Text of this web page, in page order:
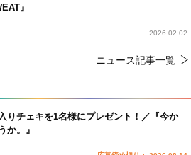
』
2026.02.02
ニュース記事一覧
りチェキを1名様にプレゼント！／『今か
か。』